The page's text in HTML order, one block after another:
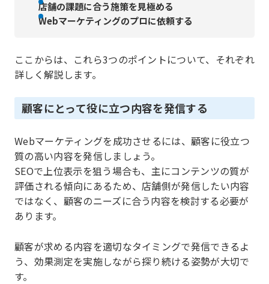
店舗の課題に合う施策を見極める
Webマーケティングのプロに依頼する
ここからは、これら3つのポイントについて、それぞれ
詳しく解説します。
顧客にとって役に立つ内容を発信する
Webマーケティングを成功させるには、顧客に役立つ
質の高い内容を発信しましょう。
SEOで上位表示を狙う場合も、主にコンテンツの質が
評価される傾向にあるため、店舗側が発信したい内容
ではなく、顧客のニーズに合う内容を検討する必要が
あります。
顧客が求める内容を適切なタイミングで発信できるよ
う、効果測定を実施しながら探り続ける姿勢が大切で
す。